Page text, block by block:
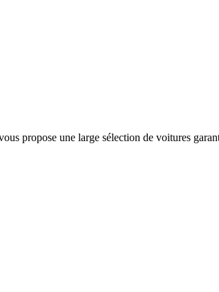
propose une large sélection de voitures